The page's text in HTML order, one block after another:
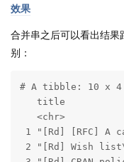
效果
合并串之后可以看出结果
别：
# A tibble: 10 x 4
title
<chr>
1 "[Rd] [RFC] A
2 "[Rd] Wish